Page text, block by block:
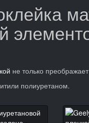
не только
полиуретаном.